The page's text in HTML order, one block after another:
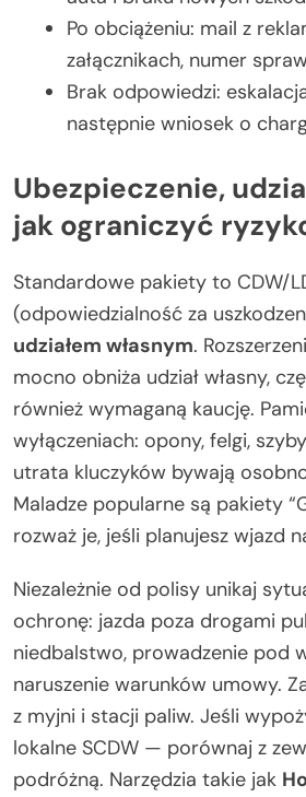
Po obciążeniu: mail z
załącznikach, numer
Brak odpowiedzi:
następnie wniosek o
Ubezpieczenie,
jak ograniczyć
Standardowe pakiety to CDW/
(odpowiedzialność za
udziałem własnym.
mocno obniża udział własny,
również wymaganą kaucję.
wyłączeniach: opony, felgi,
utrata kluczyków bywają
Maladze popularne są pakiety
rozważ je, jeśli planujesz wjazd
Niezależnie od polisy unikaj
ochronę: jazda poza drogami
niedbalstwo, prowadzenie pod
naruszenie warunków umowy.
z myjni i stacji paliw. Jeśli
lokalne SCDW — porównaj z
podróżną. Narzędzia takie jak